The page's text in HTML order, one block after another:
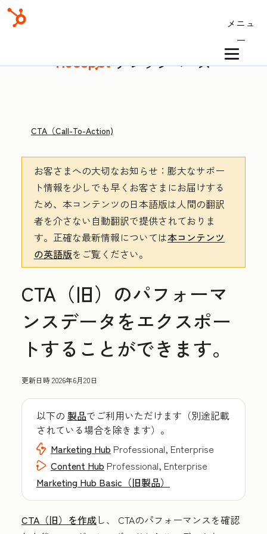
メニュ
ー
ナレッジベース
CTA（Call-To-Action)
お客さまへの大切なお知らせ ：膨大なサポー
ト情報を少しでも早くお客さまにお届けする
ため、本コンテンツの日本語版は人間の翻訳
者を介さない自動翻訳で提供されておりま
す。 正確な最新情報については本コンテンツ
の英語版をご覧ください。
CTA（旧）のパフォーマ
ンスデータをエクスポー
トすることができます。
更新日時2026年6月20日
以下の 製品でご利用いただけます（別途記載
されている場合を除きます）。
Marketing Hub Professional, Enterprise
Content Hub Professional, Enterprise
Marketing Hub Basic（旧製品）
CTA（旧）を作成し、
CTAのパフォーマンスを確認